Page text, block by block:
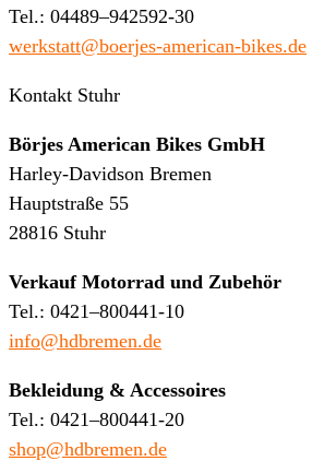
Tel.: 04489–942592-30
werkstatt@boerjes-american-bikes.de
Kontakt Stuhr
Börjes American Bikes GmbH
Harley-Davidson Bremen
Hauptstraße 55
28816 Stuhr
Verkauf Motorrad und Zubehör
Tel.: 0421–800441-10
info@hdbremen.de
Bekleidung & Accessoires
Tel.: 0421–800441-20
shop@hdbremen.de